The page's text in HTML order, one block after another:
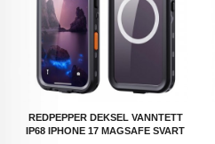
REDPEPPER DEKSEL VANNTETT
IP68 IPHONE 17 MAGSAFE SVART